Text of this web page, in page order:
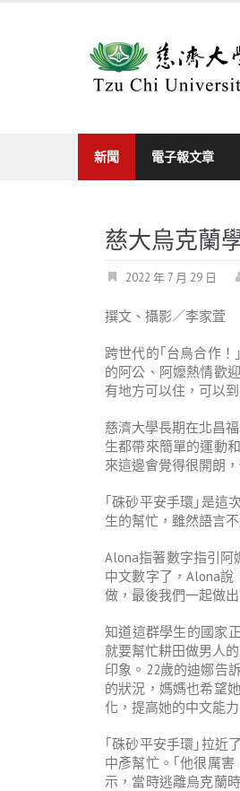
新聞 電子報文章
慈大烏克蘭
2022 年 7 月 29 日
撰文、攝影／李家萓
跨世代的｢台烏合作
的阿公、阿嬤熱情歡
有地方可以住，可以
慈濟大學長期在北昌
生都帶來簡單的運動
來這邊會覺得很開朗
｢硃砂平安手環｣是這
生的幫忙，雖然語言
Alona指著數字指引
中文數字了，Alona
做，最後我們一起做
知道這群學生的國家
就要幫忙耕田做男人
印象。22歲的迪娜告
的狀況，媽媽也希望
化，提高她的中文能
｢硃砂平安手環｣拉近
中彥幫忙。｢他很厲
示，當時逃離烏克蘭